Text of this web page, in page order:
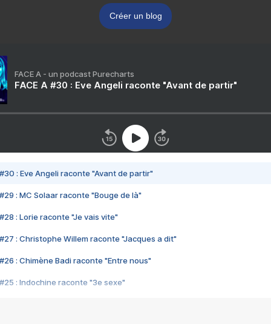
Créer un blog
FACE A - un podcast Purecharts
FACE A #30 : Eve Angeli raconte "Avant de partir"
#30 : Eve Angeli raconte "Avant de partir"
#29 : MC Solaar raconte "Bouge de là"
#28 : Lorie raconte "Je vais vite"
#27 : Christophe Willem raconte "Jacques a dit"
#26 : Chimène Badi raconte "Entre nous"
#25 : Indochine raconte "3e sexe"